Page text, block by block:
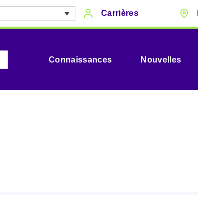
Carrières
Connaissances Nouvelles